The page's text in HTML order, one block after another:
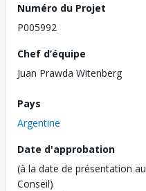
Numéro du Projet
P005992
Chef d’équipe
Juan Prawda Witenberg
Pays
Argentine
Date d'approbation
(à la date de présentation au
Conseil)